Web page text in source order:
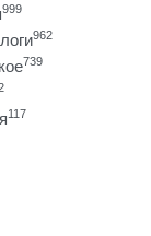
999
962
739
117